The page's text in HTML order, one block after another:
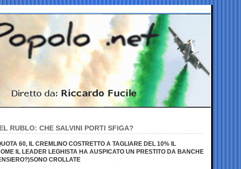
RUBLO: CHE SALVINI PORTI SFIGA?
60, IL CREMLINO COSTRETTO A TAGLIARE DEL 10% IL
IL LEADER LEGHISTA HA AUSPICATO UN PRESTITO DA BANCHE
CROLLATE